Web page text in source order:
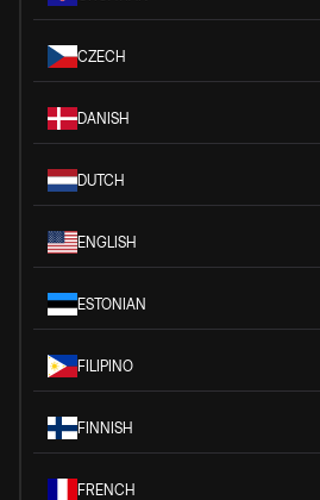
CZECH
DANISH
DUTCH
ENGLISH
ESTONIAN
FILIPINO
FINNISH
FRENCH